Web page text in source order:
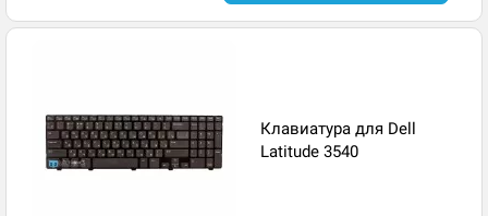
Клавиатура для Dell
Latitude 3540